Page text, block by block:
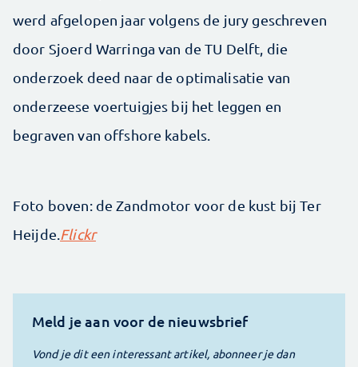
werd afgelopen jaar volgens de jury geschreven
door Sjoerd Warringa van de TU Delft, die
onderzoek deed naar de optimalisatie van
onderzeese voertuigjes bij het leggen en
begraven van offshore kabels.
Foto boven: de Zandmotor voor de kust bij Ter
Heijde. Flickr
Meld je aan voor de nieuwsbrief
Vond je dit een interessant artikel, abonneer je dan